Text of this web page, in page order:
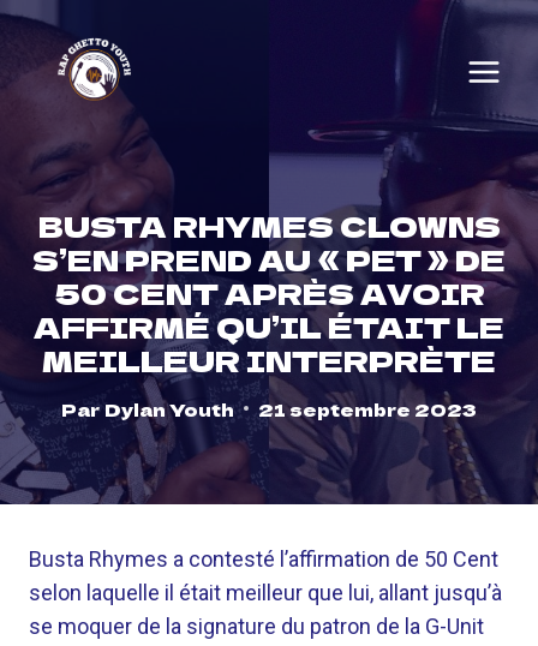
Skip
content
BUSTA RHYMES CLOWNS
S’EN PREND AU « PET » DE
50 CENT APRÈS AVOIR
AFFIRMÉ QU’IL ÉTAIT LE
MEILLEUR INTERPRÈTE
Par Dylan Youth 21 septembre 2023
Busta Rhymes a contesté l’affirmation de 50 Cent
selon laquelle il était meilleur que lui, allant jusqu’à
se moquer de la signature du patron de la G-Unit